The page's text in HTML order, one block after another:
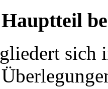
sich